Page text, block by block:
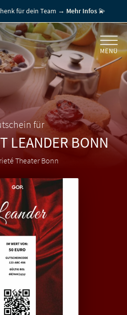
+
+
für dein Team → Mehr Infos💫
MENÜ
Theater Bonn
für
LEANDERBONN